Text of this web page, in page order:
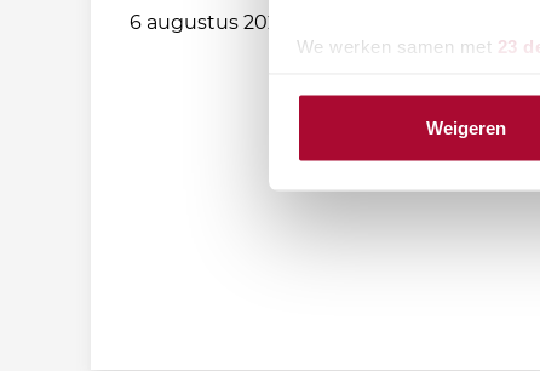
We werken samen met 23
Weigeren
6 augustus 2026